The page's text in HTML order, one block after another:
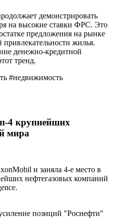
демонстрировать
на высокие ставки ФРС. Это
предложения на рынке
жилья.
денежно-кредитной
тренд.
#недвижимость
4 крупнейших
мира
и заняла 4-е место в
нефтегазовых компаний
позиций "Роснефти"